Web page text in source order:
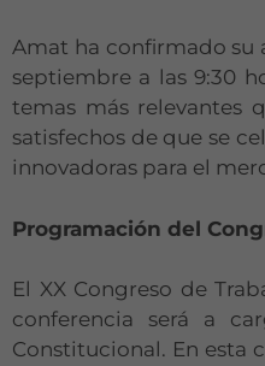
Amat ha confirmado su
septiembre a las 9:30
temas más relevantes
satisfechos de que se
innovadoras para el
Programación del
El XX Congreso de
conferencia será a
Constitucional. En esta